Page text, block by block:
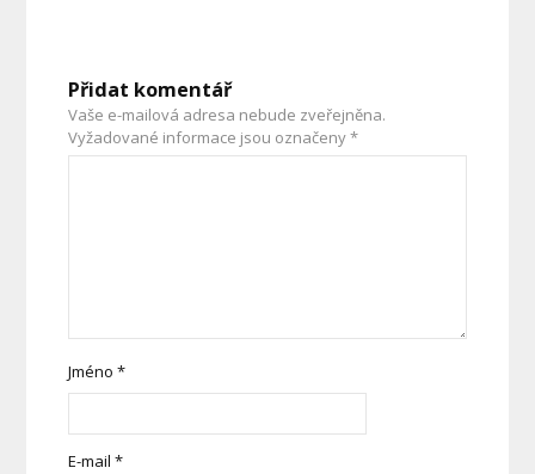
Přidat komentář
Vaše e-mailová adresa nebude zveřejněna.
Vyžadované informace jsou označeny*
Jméno*
E-mail*